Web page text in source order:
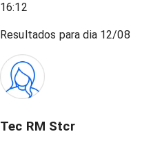
16:12
Resultados para dia 12/08
Tec RM Stcr